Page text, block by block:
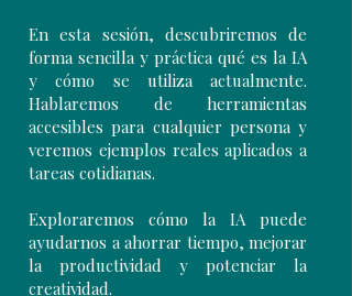
En esta sesión, descubriremos de
forma sencilla y práctica qué es la IA
y cómo se utiliza actualmente.
Hablaremos de herramientas
accesibles para cualquier persona y
veremos ejemplos reales aplicados a
tareas cotidianas.
Exploraremos cómo la IA puede
ayudarnos a ahorrar tiempo, mejorar
la productividad y potenciar la
creatividad.